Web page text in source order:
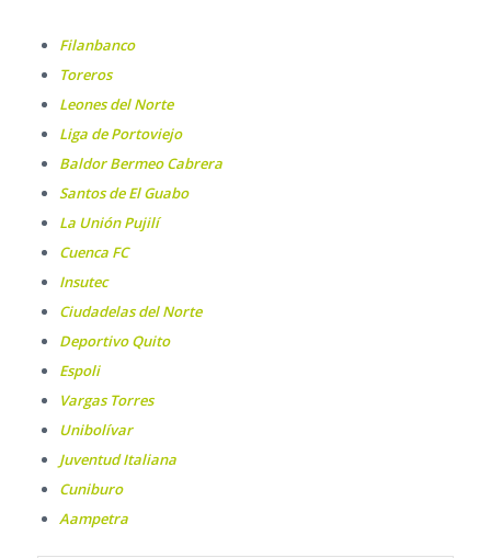
Filanbanco
Toreros
Leones del Norte
Liga de Portoviejo
Baldor Bermeo Cabrera
Santos de El Guabo
La Unión Pujilí
Cuenca FC
Insutec
Ciudadelas del Norte
Deportivo Quito
Espoli
Vargas Torres
Unibolívar
Juventud Italiana
Cuniburo
Aampetra